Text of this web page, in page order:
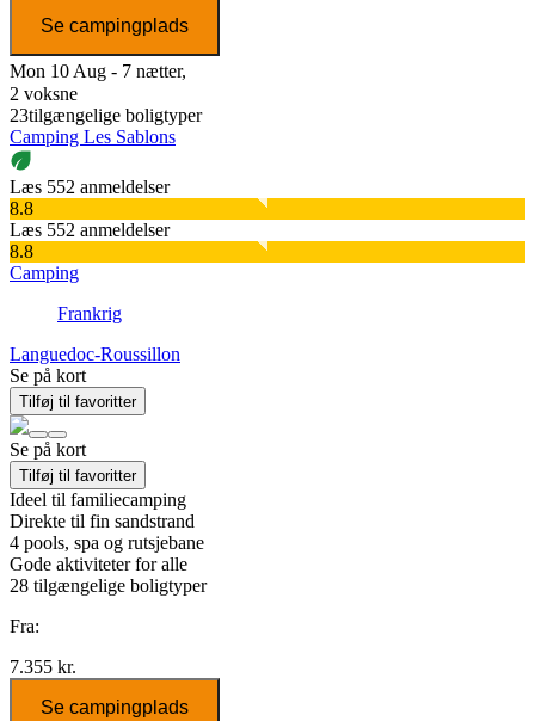
Se campingplads
Mon 10 Aug - 7 nætter,
2 voksne
23tilgængelige boligtyper
Camping Les Sablons
Læs 552 anmeldelser
8.8
Læs 552 anmeldelser
8.8
Camping
Frankrig
Languedoc-Roussillon
Se på kort
Tilføj til favoritter
Se på kort
Tilføj til favoritter
Ideel til familiecamping
Direkte til fin sandstrand
4 pools, spa og rutsjebane
Gode aktiviteter for alle
28 tilgængelige boligtyper
Fra:
7.355 kr.
Se campingplads